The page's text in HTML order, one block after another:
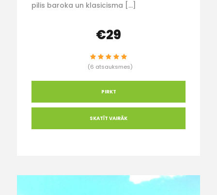
pilis baroka un klasicisma […]
€29
(6 atsauksmes)
PIRKT
SKATĪT VAIRĀK